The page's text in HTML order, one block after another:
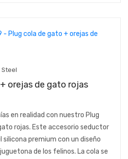
Steel
orejas de gato rojas
en realidad con nuestro Plug
rojas. Este accesorio seductor
silicona premium con un diseño
de los felinos. La cola se